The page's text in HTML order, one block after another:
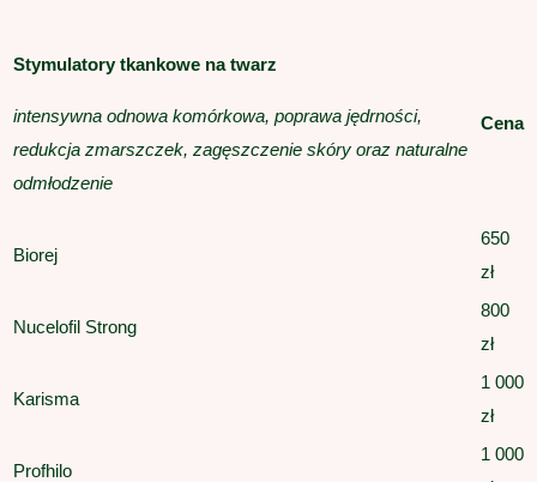
Stymulatory tkankowe na twarz
intensywna odnowa komórkowa, poprawa jędrności,
redukcja zmarszczek, zagęszczenie skóry oraz naturalne
odmłodzenie
Cena
Biorej
650
zł
Nucelofil Strong
800
zł
Karisma
1 000
zł
Profhilo
1 000